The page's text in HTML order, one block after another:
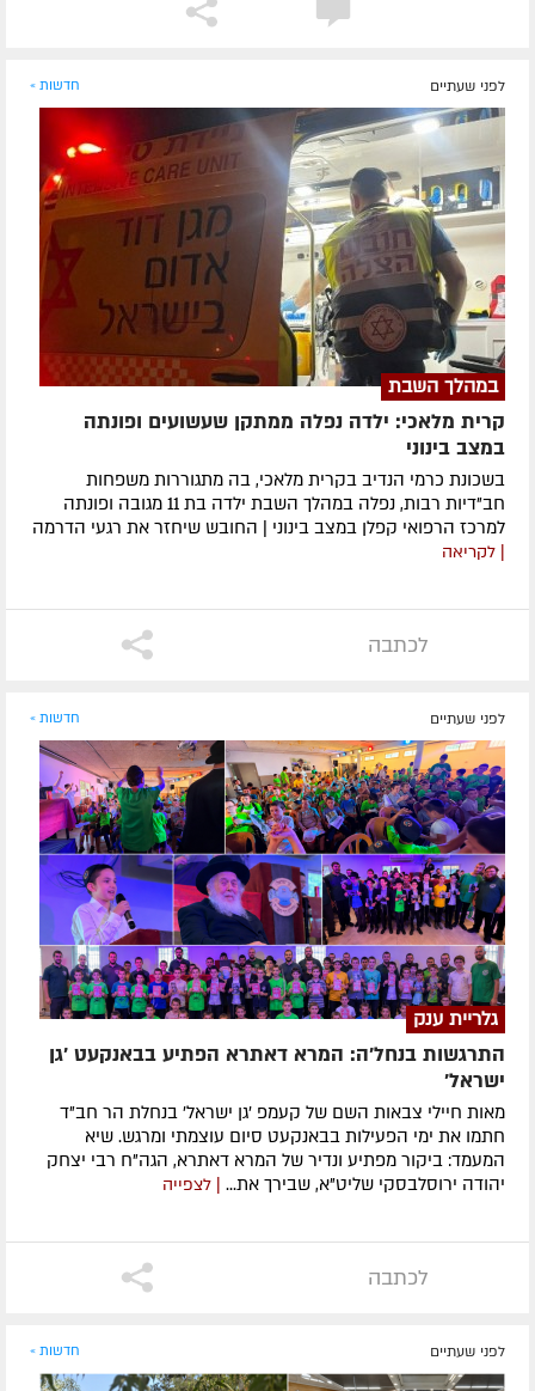
לפני שעתיים חדשות »
במהלך השבת
קרית מלאכי: ילדה נפלה ממתקן שעשועים ופונתה
במצב בינוני
בשכונת כרמי הנדיב בקרית מלאכי, בה מתגוררות משפחות
חב"דיות רבות, נפלה במהלך השבת ילדה בת 11 מגובה ופונתה
למרכז הרפואי קפלן במצב בינוני | החובש שיחזר את רגעי הדרמה
| לקריאה
לכתבה
לפני שעתיים חדשות »
גלריית ענק
התרגשות בנחל'ה: המרא דאתרא הפתיע בבאנקעט 'גן
ישראל'
מאות חיילי צבאות השם של קעמפ 'גן ישראל' בנחלת הר חב"ד
חתמו את ימי הפעילות בבאנקעט סיום עוצמתי ומרגש. שיא
המעמד: ביקור מפתיע ונדיר של המרא דאתרא, הגה"ח רבי יצחק
יהודה ירוסלבסקי שליט"א, שבירך את... | לצפייה
לכתבה
לפני שעתיים חדשות »